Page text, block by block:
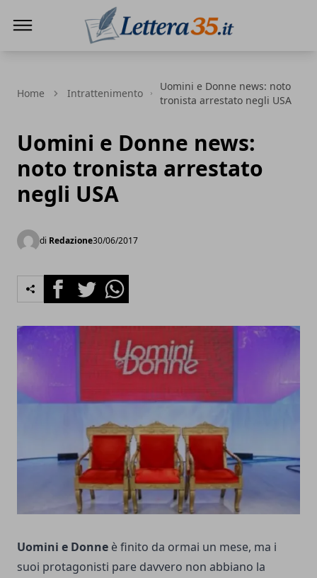
Home Intrattenimento
Uomini e Donne news: noto
tronista arrestato negli USA
Uomini e Donne news:
noto tronista arrestato
negli USA
di Redazione30/06/2017
FacebookTwitterWhatsapp
Uomini e Donne è finito da ormai un mese, ma i
suoi protagonisti pare davvero non abbiano la